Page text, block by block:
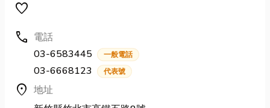
favorite
call 電話
03-6583445
一般電話
03-6668123 代表號
location_on 地址